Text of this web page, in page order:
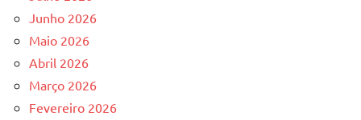
Junho 2026
Maio 2026
Abril 2026
Março 2026
Fevereiro 2026